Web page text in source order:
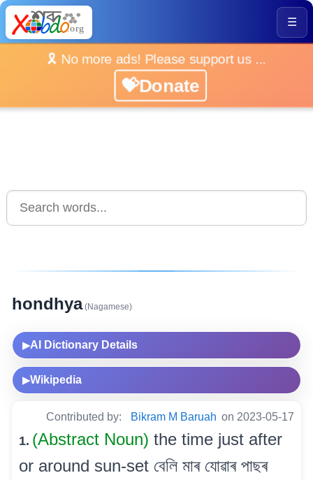
☰
🎗️ No more ads! Please support us ...
💝Donate
hondhya(Nagamese)
▶AI Dictionary Details
▶Wikipedia
Contributed by: Bikram M Baruah on 2023-05-17
1. (Abstract Noun) the time just after
or around sun-set বেলি মাৰ যোৱাৰ পাছৰ